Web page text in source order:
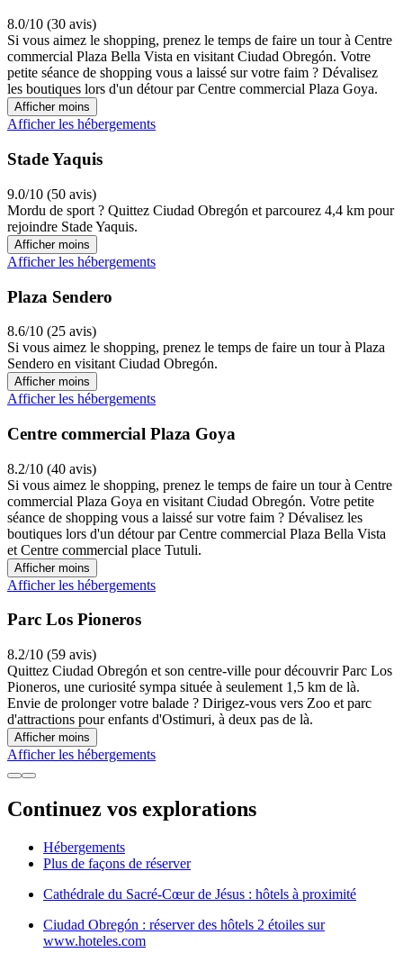
8.0/10 (30 avis)
Si vous aimez le shopping, prenez le temps de faire un tour à Centre
commercial Plaza Bella Vista en visitant Ciudad Obregón. Votre
petite séance de shopping vous a laissé sur votre faim ? Dévalisez
les boutiques lors d'un détour par Centre commercial Plaza Goya.
Afficher moins
Afficher les hébergements
Stade Yaquis
9.0/10 (50 avis)
Mordu de sport ? Quittez Ciudad Obregón et parcourez 4,4 km pour
rejoindre Stade Yaquis.
Afficher moins
Afficher les hébergements
Plaza Sendero
8.6/10 (25 avis)
Si vous aimez le shopping, prenez le temps de faire un tour à Plaza
Sendero en visitant Ciudad Obregón.
Afficher moins
Afficher les hébergements
Centre commercial Plaza Goya
8.2/10 (40 avis)
Si vous aimez le shopping, prenez le temps de faire un tour à Centre
commercial Plaza Goya en visitant Ciudad Obregón. Votre petite
séance de shopping vous a laissé sur votre faim ? Dévalisez les
boutiques lors d'un détour par Centre commercial Plaza Bella Vista
et Centre commercial place Tutuli.
Afficher moins
Afficher les hébergements
Parc Los Pioneros
8.2/10 (59 avis)
Quittez Ciudad Obregón et son centre-ville pour découvrir Parc Los
Pioneros, une curiosité sympa située à seulement 1,5 km de là.
Envie de prolonger votre balade ? Dirigez-vous vers Zoo et parc
d'attractions pour enfants d'Ostimuri, à deux pas de là.
Afficher moins
Afficher les hébergements
Continuez vos explorations
Hébergements
Plus de façons de réserver
Cathédrale du Sacré-Cœur de Jésus : hôtels à proximité
Ciudad Obregón : réserver des hôtels 2 étoiles sur
www.hoteles.com